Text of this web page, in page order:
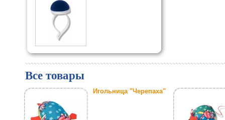
Все товары
Игольница "Черепаха"